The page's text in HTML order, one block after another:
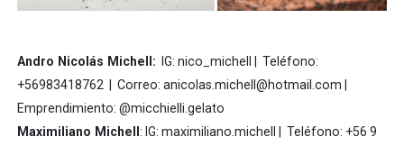
Andro Nicolás Michell: IG: nico_michell | Teléfono:
+56983418762 | Correo: anicolas.michell@hotmail.com |
Emprendimiento: @micchielli.gelato
Maximiliano Michell: IG: maximiliano.michell | Teléfono: +56 9